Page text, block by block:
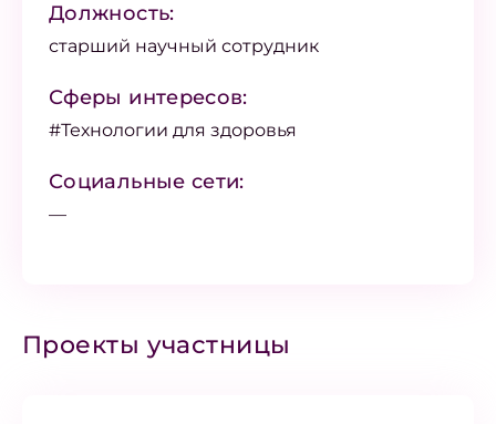
Должность:
старший научный сотрудник
Сферы интересов:
#Технологии для здоровья
Социальные сети:
—
Проекты участницы